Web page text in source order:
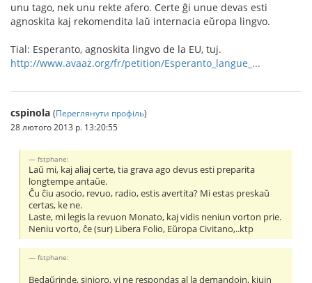
unu tago, nek unu rekte afero. Certe ĝi unue devas esti
agnoskita kaj rekomendita laŭ internacia eŭropa lingvo.
Tial: Esperanto, agnoskita lingvo de la EU, tuj.
http://www.avaaz.org/fr/petition/Esperanto_langue_...
cspinola (Переглянути профіль)
28 лютого 2013 р. 13:20:55
fstphane:
Laŭ mi, kaj aliaj certe, tia grava ago devus esti preparita
longtempe antaŭe.
Ĉu ĉiu asocio, revuo, radio, estis avertita? Mi estas preskaŭ
certas, ke ne.
Laste, mi legis la revuon Monato, kaj vidis neniun vorton prie.
Neniu vorto, ĉe (sur) Libera Folio, Eŭropa Civitano,..ktp
fstphane:
Bedaŭrinde, sinjoro, vi ne respondas al la demandojn, kiujn